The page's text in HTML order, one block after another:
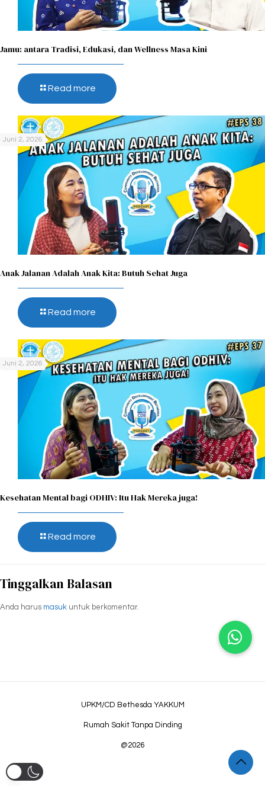
Jamu: antara Tradisi, Edukasi, dan Wellness Masa Kini
Read more
Juni 2, 2026
Anak Jalanan Adalah Anak Kita: Butuh Sehat Juga
Read more
Juni 2, 2026
Kesehatan Mental bagi ODHIV: Itu Hak Mereka juga!
Read more
Tinggalkan Balasan
Anda harus masuk untuk berkomentar.
UPKM/CD Bethesda YAKKUM
Rumah Sakit Tanpa Dinding
@2026